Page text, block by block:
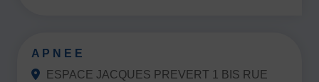
A P N E E
ESPACE JACQUES PREVERT 1 BIS RUE